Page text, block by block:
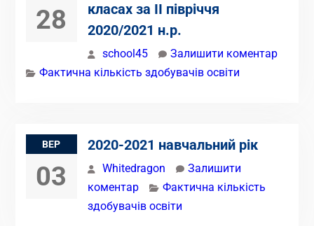
28
класах за ІІ півріччя
2020/2021 н.р.
school45
Залишити коментар
Фактична кількість здобувачів освіти
ВЕР
03
2020-2021 навчальний рік
Whitedragon
Залишити
коментар
Фактична кількість
здобувачів освіти